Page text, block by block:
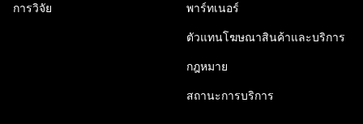
การวิจัย พาร์ทเนอร์
ตัวแทนโฆษณาสินค้าและบริการ
กฎหมาย
สถานะการบริการ